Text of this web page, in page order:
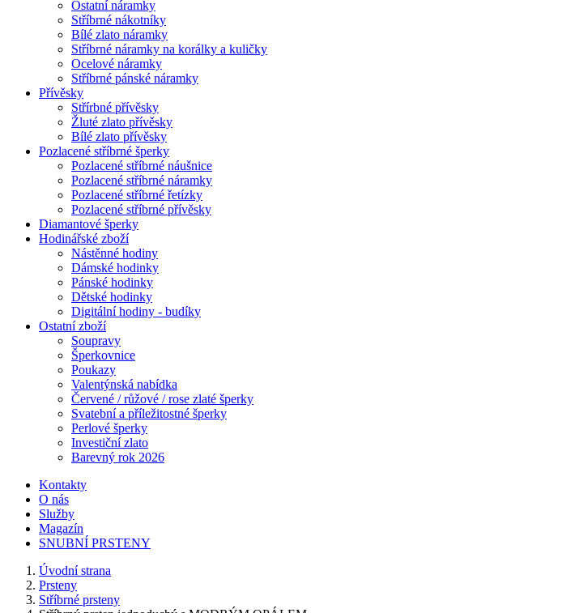
Ostatní náramky
Stříbrné nákotníky
Bílé zlato náramky
Stříbrné náramky na korálky a kuličky
Ocelové náramky
Stříbrné pánské náramky
Přívěsky
Střírbné přívěsky
Žluté zlato přívěsky
Bílé zlato přívěsky
Pozlacené stříbrné šperky
Pozlacené stříbrné náušnice
Pozlacené stříbrné náramky
Pozlacené stříbrné řetízky
Pozlacené stříbrné přívěsky
Diamantové šperky
Hodinářské zboží
Nástěnné hodiny
Dámské hodinky
Pánské hodinky
Dětské hodinky
Digitální hodiny - budíky
Ostatní zboží
Soupravy
Šperkovnice
Poukazy
Valentýnská nabídka
Červené / růžové / rose zlaté šperky
Svatební a příležitostné šperky
Perlové šperky
Investiční zlato
Barevný rok 2026
Kontakty
O nás
Služby
Magazín
SNUBNÍ PRSTENY
Úvodní strana
Prsteny
Stříbrné prsteny